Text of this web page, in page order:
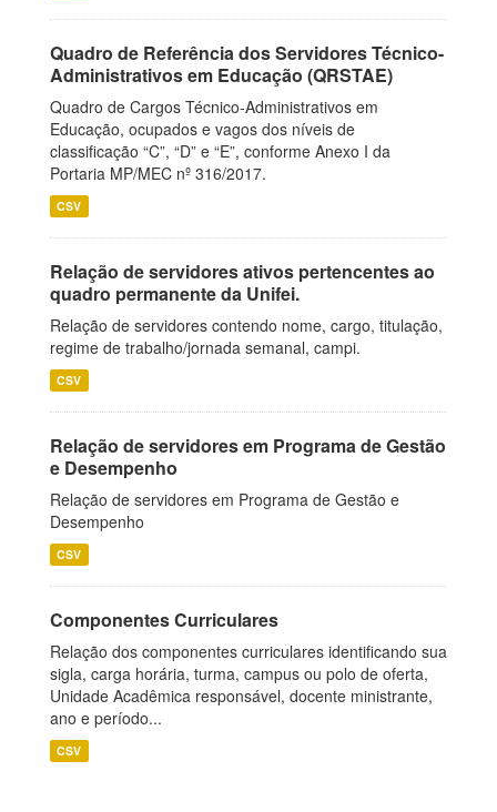
Quadro de Referência dos Servidores Técnico-
Administrativos em Educação (QRSTAE)
Quadro de Cargos Técnico-Administrativos em
Educação, ocupados e vagos dos níveis de
classificação “C”, “D” e “E”, conforme Anexo I da
Portaria MP/MEC nº 316/2017.
CSV
Relação de servidores ativos pertencentes ao
quadro permanente da Unifei.
Relação de servidores contendo nome, cargo, titulação,
regime de trabalho/jornada semanal, campi.
CSV
Relação de servidores em Programa de Gestão
e Desempenho
Relação de servidores em Programa de Gestão e
Desempenho
CSV
Componentes Curriculares
Relação dos componentes curriculares identificando sua
sigla, carga horária, turma, campus ou polo de oferta,
Unidade Acadêmica responsável, docente ministrante,
ano e período...
CSV